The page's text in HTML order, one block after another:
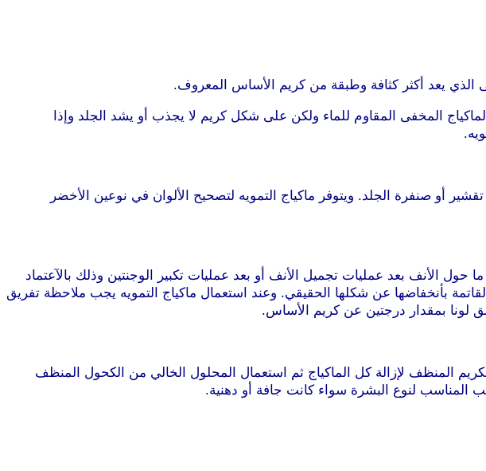
الذي يعد أكثر كثافة وطبقة من كريم الأساس المعروف.
المخفى المقاوم للماء ولكن على شكل كريم لا يجذب أو يشد الجلد وإذا
أو صنفرة الجلد. ويتوفر ماكياج التمويه لتصحيح الألوان في نوعين الأخضر
الأنف بعد عمليات تجميل الأنف أو بعد عمليات تكبير الوجنتين وذلك بالآعتماد
بأنخفاضها عن شكلها الحقيقي. وعند استعمال ماكياج التمويه يجب ملاحظة تفريق
لونا بمقدار درجتين عن كريم الأساس.
المنظف لإزالة كل الماكياج ثم استعمال المحلول الخالي من الكحول المنظف
المناسب لنوع البشرة سواء كانت جافة أو دهنية.